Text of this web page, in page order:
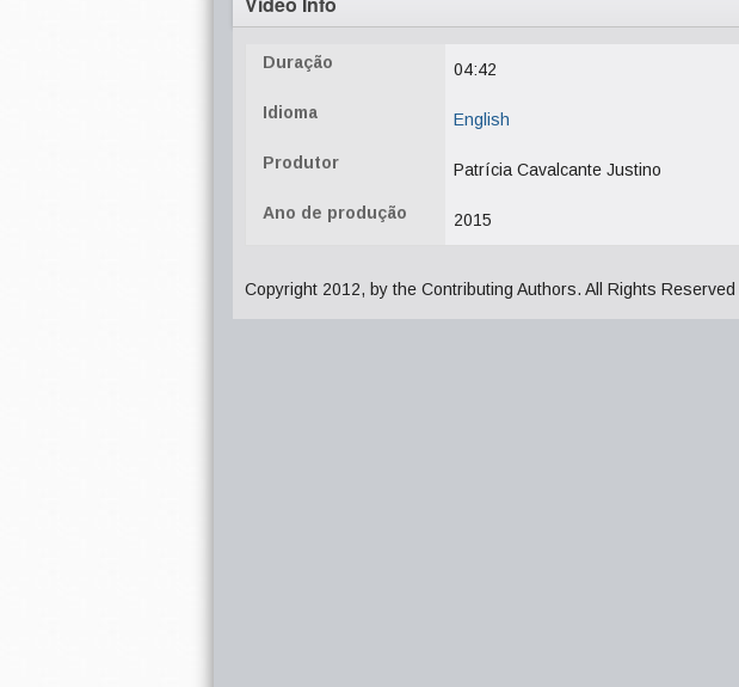
Duração 04:42
Idioma English
Produtor Patrícia Cavalcante Justino
Ano de produção 2015
Copyright 2012, by the Contributing Authors. All Rights Reserved